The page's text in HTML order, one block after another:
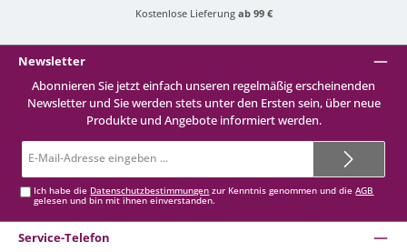
Kostenlose Lieferung ab 99 €
Newsletter
Abonnieren Sie jetzt einfach unseren regelmäßig erscheinenden
Newsletter und Sie werden stets unter den Ersten sein, über neue
Produkte und Angebote informiert werden.
Mail-
Ich habe die Datenschutzbestimmungen zur Kenntnis genommen und dieAGB
gelesen und bin mit ihnen einverstanden.
Service-Telefon